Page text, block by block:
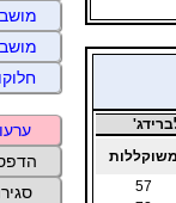
57
מושב 3
מושב 4